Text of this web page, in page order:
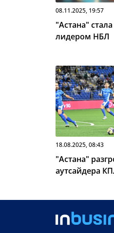
08.11.2025, 19:57
"Астана"
лидером НБЛ
18.08.2025, 08:43
"Астана"
аутсайдера